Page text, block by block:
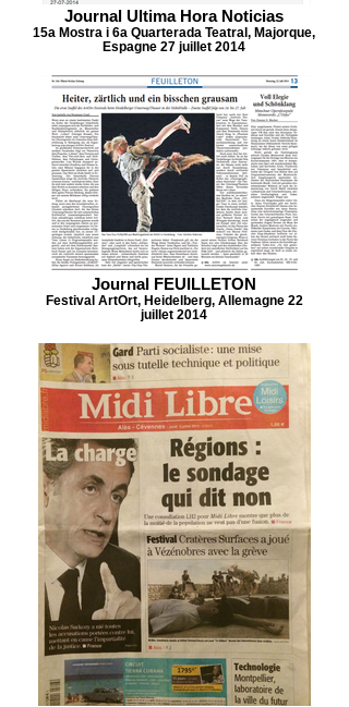
Journal Ultima Hora Noticias
15a Mostra i 6a Quarterada Teatral, Majorque,
Espagne 27 juillet 2014
Journal FEUILLETON
Festival ArtOrt, Heidelberg, Allemagne 22
juillet 2014